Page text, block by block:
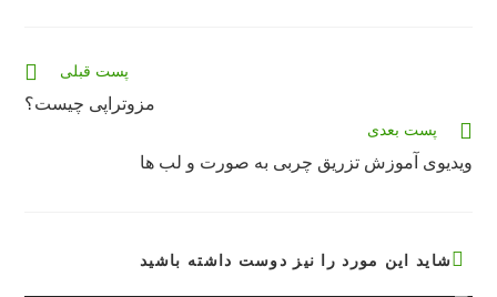
بخوانید
پست قبلی
مزوتراپی چیست؟
پست بعدی
ویدیوی آموزش تزریق چربی به صورت و لب ها
شاید این مورد را نیز دوست داشته باشید